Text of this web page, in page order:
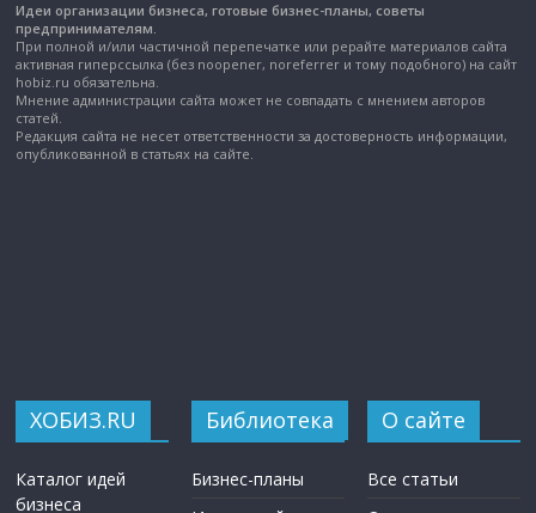
Идеи организации бизнеса, готовые бизнес-планы, советы
предпринимателям.
При полной и/или частичной перепечатке или рерайте материалов сайта
активная гиперссылка (без noopener, noreferrer и тому подобного) на сайт
hobiz.ru обязательна.
Мнение администрации сайта может не совпадать с мнением авторов
статей.
Редакция сайта не несет ответственности за достоверность информации,
опубликованной в статьях на сайте.
ХОБИЗ.RU
Каталог идей
бизнеса
Библиотека
Бизнес-планы
О сайте
Все статьи